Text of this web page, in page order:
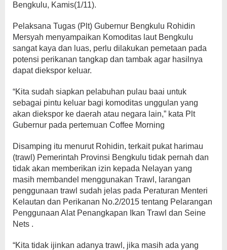
Bengkulu, Kamis(1/11).
Pelaksana Tugas (Plt) Gubernur Bengkulu Rohidin
Mersyah menyampaikan Komoditas laut Bengkulu
sangat kaya dan luas, perlu dilakukan pemetaan pada
potensi perikanan tangkap dan tambak agar hasilnya
dapat diekspor keluar.
“Kita sudah siapkan pelabuhan pulau baai untuk
sebagai pintu keluar bagi komoditas unggulan yang
akan diekspor ke daerah atau negara lain,” kata Plt
Gubernur pada pertemuan Coffee Morning
Disamping itu menurut Rohidin, terkait pukat harimau
(trawl) Pemerintah Provinsi Bengkulu tidak pernah dan
tidak akan memberikan izin kepada Nelayan yang
masih membandel menggunakan Trawl, larangan
penggunaan trawl sudah jelas pada Peraturan Menteri
Kelautan dan Perikanan No.2/2015 tentang Pelarangan
Penggunaan Alat Penangkapan Ikan Trawl dan Seine
Nets .
“Kita tidak ijinkan adanya trawl, jika masih ada yang